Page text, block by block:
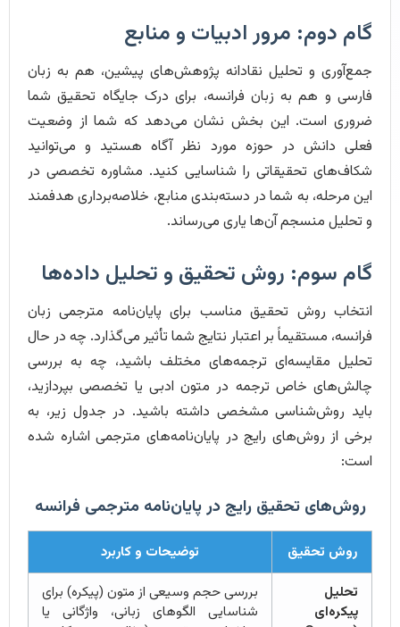
گام دوم: مرور ادبیات و منابع
جمع‌آوری و تحلیل نقادانه پژوهش‌های پیشین، هم به زبان
فارسی و هم به زبان فرانسه، برای درک جایگاه تحقیق شما
ضروری است. این بخش نشان می‌دهد که شما از وضعیت
فعلی دانش در حوزه مورد نظر آگاه هستید و می‌توانید
شکاف‌های تحقیقاتی را شناسایی کنید. مشاوره تخصصی در
این مرحله، به شما در دسته‌بندی منابع، خلاصه‌برداری هدفمند
و تحلیل منسجم آن‌ها یاری می‌رساند.
گام سوم: روش تحقیق و تحلیل داده‌ها
انتخاب روش تحقیق مناسب برای پایان‌نامه مترجمی زبان
فرانسه، مستقیماً بر اعتبار نتایج شما تأثیر می‌گذارد. چه در حال
تحلیل مقایسه‌ای ترجمه‌های مختلف باشید، چه به بررسی
چالش‌های خاص ترجمه در متون ادبی یا تخصصی بپردازید،
باید روش‌شناسی مشخصی داشته باشید. در جدول زیر، به
برخی از روش‌های رایج در پایان‌نامه‌های مترجمی اشاره شده
است:
روش‌های تحقیق رایج در پایان‌نامه مترجمی فرانسه
روش تحقیق
توضیحات و کاربرد
تحلیل
پیکره‌ای
بررسی حجم وسیعی از متون (پیکره) برای
شناسایی الگوهای زبانی، واژگانی یا